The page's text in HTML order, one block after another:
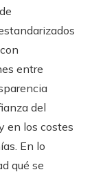
entre
del
en los costes
En lo
qué se